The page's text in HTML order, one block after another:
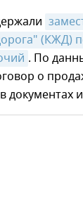
(КЖД)
. По
о
документах